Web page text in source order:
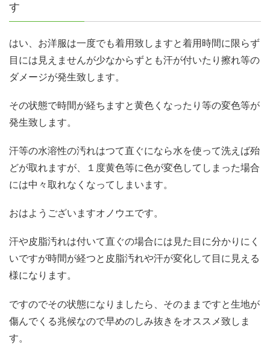
す
はい、お洋服は一度でも着用致しますと着用時間に限らず
目には見えませんが少なからずとも汗が付いたり擦れ等の
ダメージが発生致します。
その状態で時間が経ちますと黄色くなったり等の変色等が
発生致します。
汗等の水溶性の汚れはつて直ぐになら水を使って洗えば殆
どが取れますが、１度黄色等に色が変色してしまった場合
には中々取れなくなってしまいます。
おはようございますオノウエです。
汗や皮脂汚れは付いて直ぐの場合には見た目に分かりにく
いですが時間が経つと皮脂汚れや汗が変化して目に見える
様になります。
ですのでその状態になりましたら、そのままですと生地が
傷んでくる兆候なので早めのしみ抜きをオススメ致しま
す。